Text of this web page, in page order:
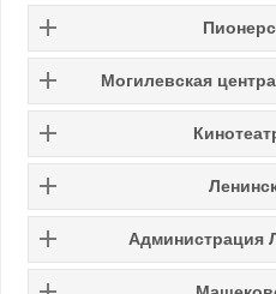
Могилевская
Администрация